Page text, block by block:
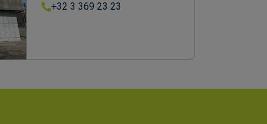
+32 3 369 23 23